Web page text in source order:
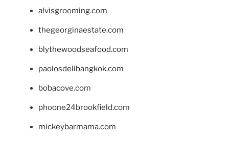
alvisgrooming.com
thegeorginaestate.com
blythewoodseafood.com
paolosdelibangkok.com
bobacove.com
phoone24brookfield.com
mickeybarmama.com